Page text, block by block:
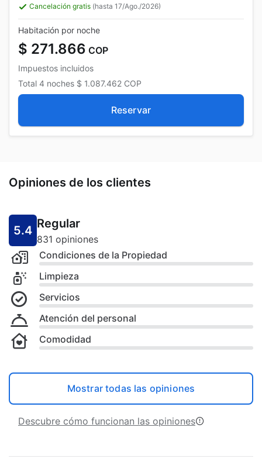
Cancelación gratis (hasta 17/Ago./2026)
Habitación por noche
$ 271.866 COP
Impuestos incluidos
Total 4 noches $ 1.087.462 COP
Reservar
Opiniones de los clientes
5.4 Regular
831 opiniones
Condiciones de la Propiedad
Limpieza
Servicios
Atención del personal
Comodidad
Mostrar todas las opiniones
Descubre cómo funcionan las opiniones